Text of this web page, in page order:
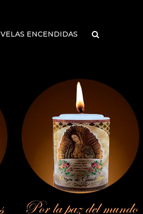
VELAS ENCENDIDAS